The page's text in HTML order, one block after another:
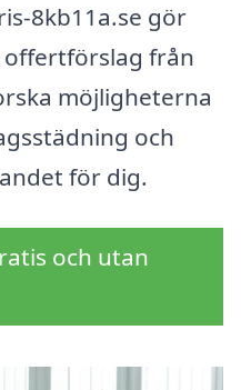
8kb11a.se gör
från
möjligheterna
och
för dig.
och utan